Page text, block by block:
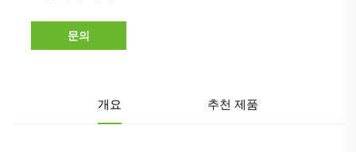
문의
개요 추천 제품